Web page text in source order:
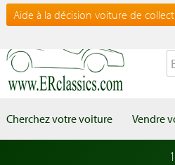
Aide à la décision voiture de
Cherchez votre voiture Vendre